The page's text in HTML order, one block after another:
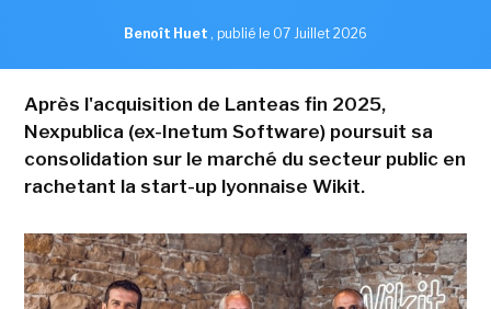
Benoît Huet , publié le 07 Juillet 2026
Après l'acquisition de Lanteas fin 2025,
Nexpublica (ex-Inetum Software) poursuit sa
consolidation sur le marché du secteur public en
rachetant la start-up lyonnaise Wikit.